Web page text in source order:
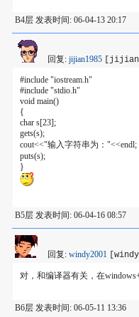
B4层 发表时间: 06-04-13 20:17
回复: jijian1985
#include "iostream.h"
#include "stdio.h"
void main()
{
char s[23];
gets(s);
cout<<"输入字符串为："<<endl;
puts(s);
}
B5层 发表时间: 06-04-16 08:57
回复: windy2001
对，和编译器有关，在
B6层 发表时间: 06-05-11 13:36